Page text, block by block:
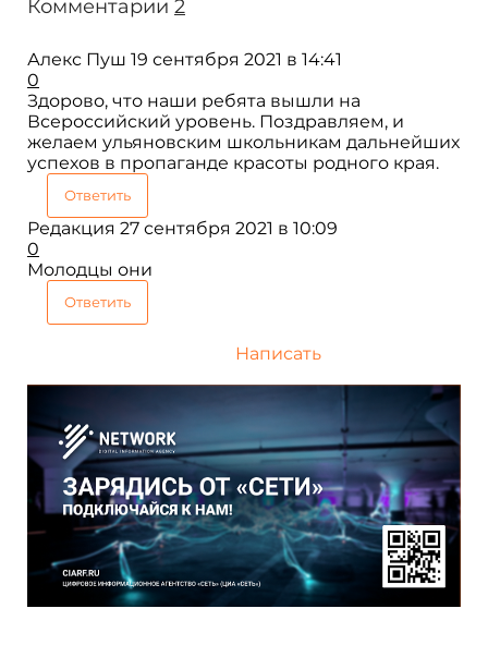
Комментарии 2
Алекс Пуш 19 сентября 2021 в 14:41
0
Здорово, что наши ребята вышли на
Всероссийский уровень. Поздравляем, и
желаем ульяновским школьникам дальнейших
успехов в пропаганде красоты родного края.
Ответить
Редакция 27 сентября 2021 в 10:09
0
Молодцы они
Ответить
Написать